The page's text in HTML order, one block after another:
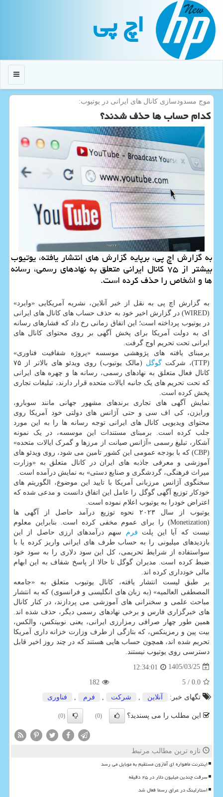
اچ پی
منو
موج مسدودسازی كانال های ایرانی در یوتیوب:
کدام حساب ها حذف شدند؟
به گزارش اچ پی، برپایه گزارش های انتشار یافته، یوتیوب
بیشتر از ۷۵ کانال ایرانی متعلق به نهادهای رسمی، رسانه
ها و اشخاص را حذف کرده است.
به گزارش اچ پی به نقل از خبر آنلاین، نشریه آمریکایی «وایرد»
(WIRED) در گزارش اخیر خود به حذف حساب های کانال های ایرانی
در یوتیوب پرداخته است؛ این اتفاق زمانی رخ داد که فشارهای رسانه
ای به دولت آمریکا برای پخش آگهی بر روی محتوای کانال های
ایرانی تحت تحریم اوج گرفت.
برمبنای یافته های پژوهشی موسسه «پروژه شفافیت فناوری»
(TTP)، شرکت
گوگل
(مالک یوتیوب) روی ویدئو های بالاتر از ۷۵
کانال فعال متعلق به نهادهای رسمی، رسانه ها و چهره های ایرانی
که تحت تحریم های یک جانبه ایالات متحده قرار دارند، تبلیغات تجاری
پخش کرده است.
نمایش آگهی های تجاری برندهای مشهور جهانی مانند سوبارو،
ورایزن، کی اف سی و حتی آژانس های دولتی خود آمریکا روی
محتوای ویدیویی کانال های ایرانی توجه رسانه ها را به این مورد
جلب کرده است. برمبنای مستندات این موسسه، در یک نمونه
آشکار، تبلیغ رسمی «آژانس صیانت از مرزها و گمرک ایالات متحده»
(CBP) که با بودجه عمومی این کشور تامین می شود، روی ویدئو های
آموزشی و معرفی جاذبه های ایران در کانال متعلق به «وزارت
میراث فرهنگی، گردشگری و صنایع دستی» به نمایش درآمده است.
سخنگوی آژانس مرزبانی آمریکا با تایید این موضوع، الگوریتم های
خودکار توزیع آگهی گوگل را عامل این اتفاق دانست و مدعی شده که
اعتراض خودرا به یوتیوب اعلام نموده است.
یوتیوب از سال ۲۰۲۳ نحوه توزیع درآمد حاصل از آگهی ها
(Monetization) را برای عموم مخفی کرده است. بنابراین معلوم
نیست که آیا این پلت فرم سهم درآمدهای ارزی حاصل از این
بازدیدهای میلیونی را به حساب طرف های ایرانی واریز کرده یا با
سواستفاده از شرایط تحریمی، کل این سود دلاری را به سود خود
ضبط کرده است. مدیران گوگل تا حالا از پاسخ شفاف به این ابهام
مالی خودداری کرده اند.
بر طبق لیست انتشار یافته، کانال یوتیوب متعلق به «جامعه
المصطفی العالمیه» (به زبان های انگلیسی و فرانسوی) که به انتشار
مباحث علمی و سخنرانی های آموزشی می پردازند، در کنار کانال
های خبرگزاری فارس و برخی نهادهای رسمی دیگر، حذف شده اند.
همین طور چهار صرافی رمزارزی ایرانی، یعنی نوبیتکس، والکس،
بیت پین و رمزینکس، که بتازگی از طرف وزارت خزانه داری آمریکا
تحریم شده اند، همچون حساب هایی هستند که در چند روز اخیر قابل
دسترسی روی یوتیوب نیستند.
1405/03/25
12:34:01
0.0
/ 5
182
تگهای خبر:
آنلاین شركت فرم فناوری
این مطلب را می پسندید؟ (0)
(0)
تازه ترین مطالب مرتبط
اینترنت ماهواره ای آمازون مستقیم به موبایل می رسد
سرقت چندین میلیون دلار در ۲۵ دقیقه
استارلینک در عراق رسما فعال شد